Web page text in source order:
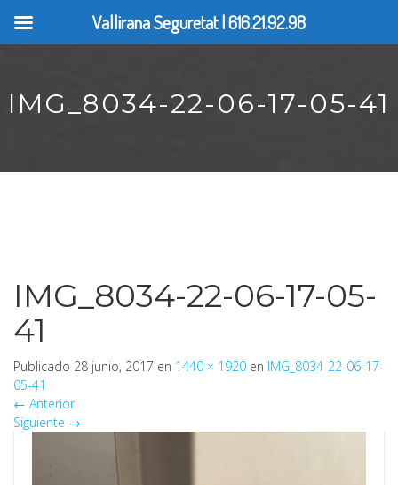
IMG_8034-22-06-17-05-41
IMG_8034-22-06-17-05-
41
Publicado 28 junio, 2017 en 1440 × 1920 en IMG_8034-22-06-17-
05-41
← Anterior
Siguiente →
Vallirana Seguretat | 616.21.92.98